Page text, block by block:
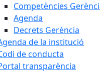
Competències
Agenda
Decrets Gerència
de la institució
de conducta
transparència